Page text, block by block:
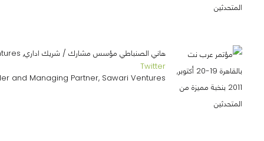
هاني الصنباطي مؤسس مشارك / شريك اداري, Sawari Ventures
Twitter
and Managing Partner, Sawari Ventures